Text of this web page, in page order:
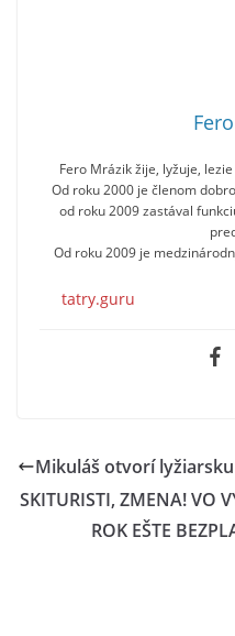
Fero Mrázik žije, lyžuje,
Od roku 2000 je členom
od roku 2009 zastával
Od roku 2009 je
tatry.guru
Mikuláš otvorí
SKITURISTI, ZMENA! VO
ROK EŠTE